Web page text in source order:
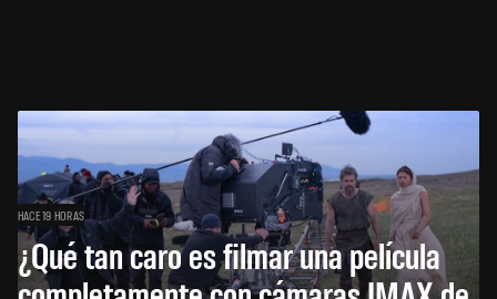
HACE 19 HORAS
¿Qué tan caro es filmar una película